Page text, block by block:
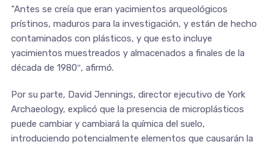
“Antes se creía que eran yacimientos arqueológicos
prístinos, maduros para la investigación, y están de hecho
contaminados con plásticos, y que esto incluye
yacimientos muestreados y almacenados a finales de la
década de 1980″, afirmó.
Por su parte, David Jennings, director ejecutivo de York
Archaeology, explicó que la presencia de microplásticos
puede cambiar y cambiará la química del suelo,
introduciendo potencialmente elementos que causarán la